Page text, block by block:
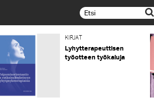
Etsi...
KIRJAT
Lyhytterapeuttisen
työotteen työkaluja